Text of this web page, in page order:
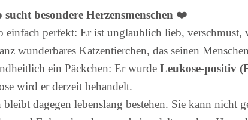
besondere Herzensmenschen ❤️
perfekt: Er ist unglaublich lieb, verschmust,
wunderbares Katzentierchen, das seinen
ein Päckchen: Er wurde Leukose-positiv
wird er derzeit behandelt.
dagegen lebenslang bestehen. Sie kann nicht